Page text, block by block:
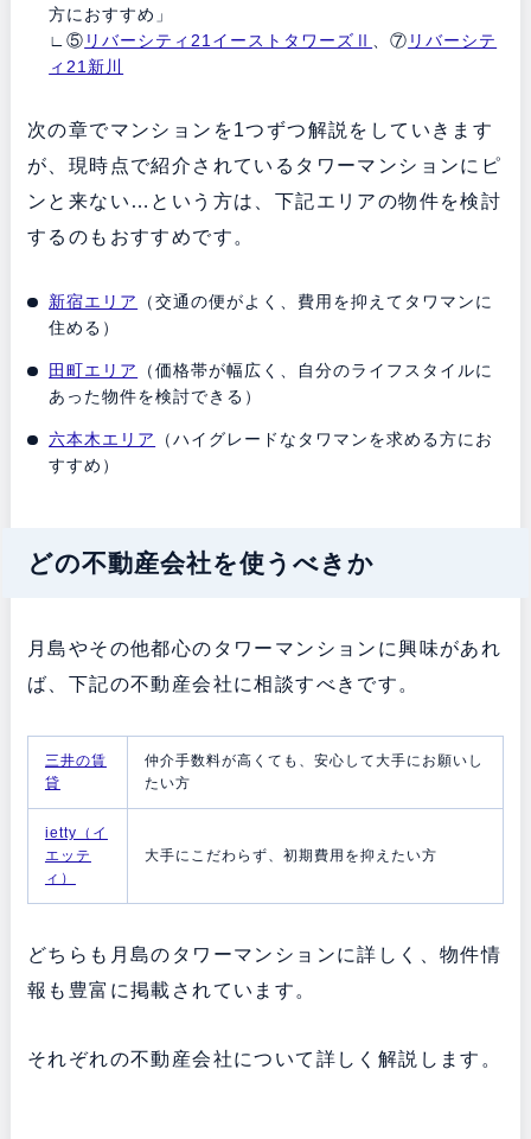
方におすすめ」
∟⑤ リバーシティ21イーストタワーズⅡ 、⑦ リバーシテ
ィ21新川
次の章でマンションを1つずつ解説をしていきます
が、現時点で紹介されているタワーマンションにピ
ンと来ない…という方は、下記エリアの物件を検討
するのもおすすめです。
新宿エリア
（交通の便がよく、費用を抑えてタワマンに
住める）
田町エリア
（価格帯が幅広く、自分のライフスタイルに
あった物件を検討できる）
六本木エリア
（ハイグレードなタワマンを求める方にお
すすめ）
どの不動産会社を使うべきか
月島やその他都心のタワーマンションに興味があれ
ば、下記の不動産会社に相談すべきです。
三井の賃
貸
仲介手数料が高くても、安心して大手にお願いし
たい方
ietty（イ
エッテ
ィ）
大手にこだわらず、初期費用を抑えたい方
どちらも月島のタワーマンションに詳しく、物件情
報も豊富に掲載されています。
それぞれの不動産会社について詳しく解説します。